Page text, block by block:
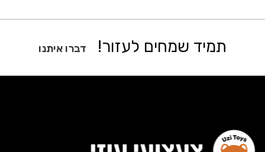
תמיד שמחים לעזור! דברו איתנו